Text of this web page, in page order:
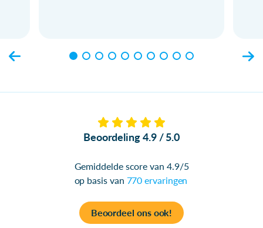
Beoordeling 4.9 / 5.0
Gemiddelde score van 4.9/5
op basis van 770 ervaringen
Beoordeel ons ook!